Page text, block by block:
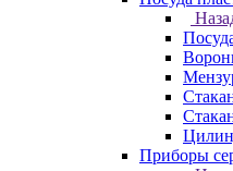
Приборы